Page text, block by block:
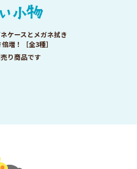
ケースとメガネ拭き
増！［全3種］
り商品です